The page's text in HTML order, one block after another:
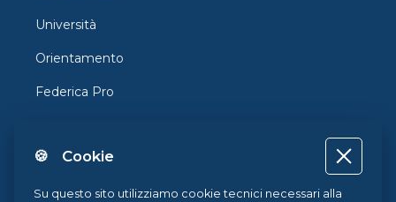
Università
Orientamento
Federica Pro
Federica Coursera
Accessibilità
🍪 Cookie
Su questo sito utilizziamo cookie tecnici necessari alla